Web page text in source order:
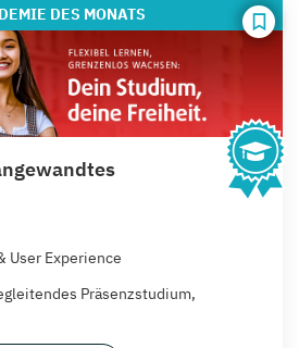
DES MONATS
User Experience
Präsenzstudium,